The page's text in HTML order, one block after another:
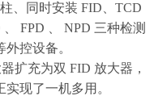
、同时安装 FID、TCD
FPD 、 NPD 三种检测
外控设备。
扩充为双 FID 放大器，
现了一机多用。